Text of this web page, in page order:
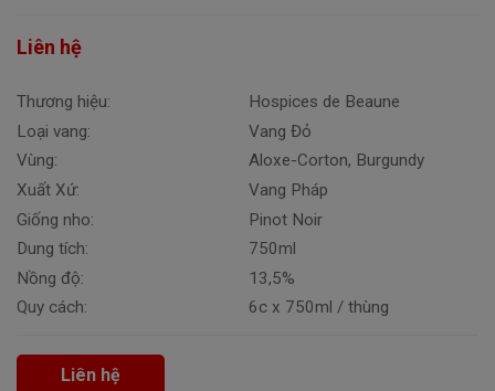
Liên hệ
Thương hiệu:
Loại vang:
Vùng:
Xuất Xứ:
Giống nho:
Dung tích:
Nồng độ:
Quy cách:
Hospices de Beaune
Vang Đỏ
Aloxe-Corton, Burgundy
Vang Pháp
Pinot Noir
750ml
13,5%
6c x 750ml / thùng
Liên hệ